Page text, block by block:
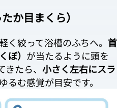
か目まくら）
く絞って浴槽のふちへ。 首
ぼ） が当たるように頭を
たら、 小さく左右にスラ
るむ感覚が目安です。